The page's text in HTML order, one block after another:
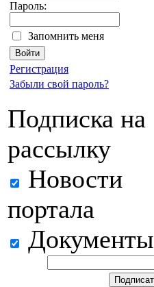
Пароль:
Запомнить меня
Регистрация
Забыли свой пароль?
Подписка на
рассылку
Новости
портала
Документы